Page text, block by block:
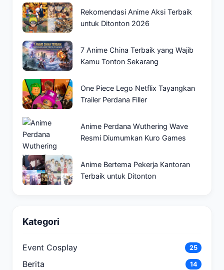
Rekomendasi Anime Aksi Terbaik
untuk Ditonton 2026
7 Anime China Terbaik yang Wajib
Kamu Tonton Sekarang
One Piece Lego Netflix Tayangkan
Trailer Perdana Filler
Anime Perdana Wuthering Wave
Resmi Diumumkan Kuro Games
Anime Bertema Pekerja Kantoran
Terbaik untuk Ditonton
Kategori
Event Cosplay 25
Berita 14